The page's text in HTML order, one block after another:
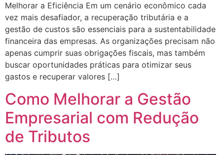
Melhorar a Eficiência Em um cenário econômico cada
vez mais desafiador, a recuperação tributária e a
gestão de custos são essenciais para a sustentabilidade
financeira das empresas. As organizações precisam não
apenas cumprir suas obrigações fiscais, mas também
buscar oportunidades práticas para otimizar seus
gastos e recuperar valores […]
Como Melhorar a Gestão
Empresarial com Redução
de Tributos